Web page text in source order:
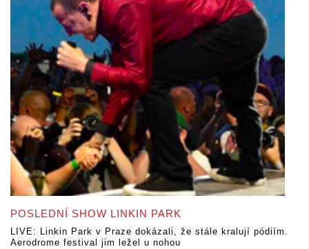
POSLEDNÍ SHOW LINKIN PARK
LIVE: Linkin Park v Praze dokázali, že stále kralují pódiím.
Aerodrome festival jim ležel u nohou